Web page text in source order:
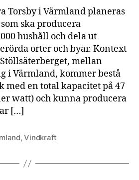
Torsby i Värmland planeras
ska producera
hushåll och dela ut
orter och byar. Kontext
mellan
i Värmland, kommer bestå
med en total kapacitet på 47
watt) och kunna producera
[…]
,Vindkraft